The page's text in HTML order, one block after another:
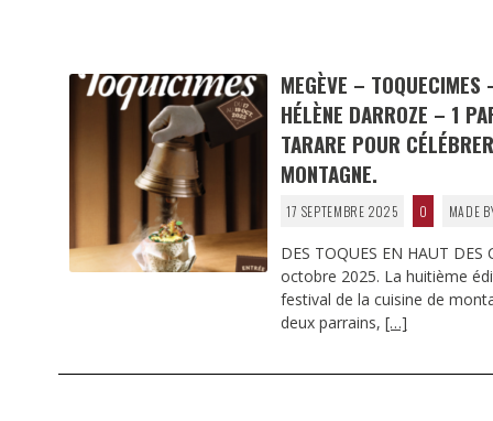
MEGÈVE – TOQUECIMES
HÉLÈNE DARROZE – 1
TARARE POUR
MONTAGNE.
17 SEPTEMBRE 2025 0 MADE
DES TOQUES EN HAUT DES
octobre 2025. La huitième
festival de la cuisine de
deux parrains, […]